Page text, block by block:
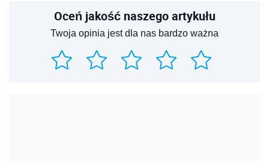
Oceń jakość naszego artykułu
Twoja opinia jest dla nas bardzo ważna